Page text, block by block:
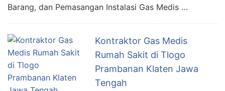
Barang, dan Pemasangan Instalasi Gas Medis …
Kontraktor Gas Medis
Rumah Sakit di Tlogo
Prambanan Klaten Jawa
Tengah